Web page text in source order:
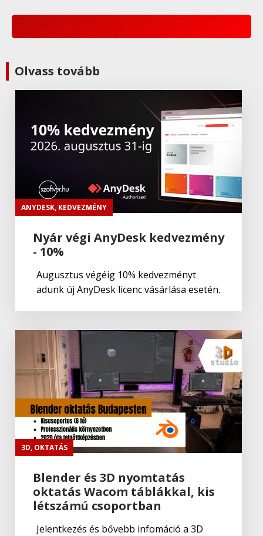
Olvass tovább
ANYDESK, KEDVEZMÉNY
Nyár végi AnyDesk kedvezmény
- 10%
Augusztus végéig 10% kedvezményt
adunk új AnyDesk licenc vásárlása esetén.
3D, OKTATÁS
Blender és 3D nyomtatás
oktatás Wacom táblákkal, kis
létszámú csoportban
Jelentkezés és bővebb infomáció a 3D